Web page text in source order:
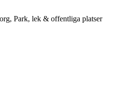
Park, lek & offentliga platser